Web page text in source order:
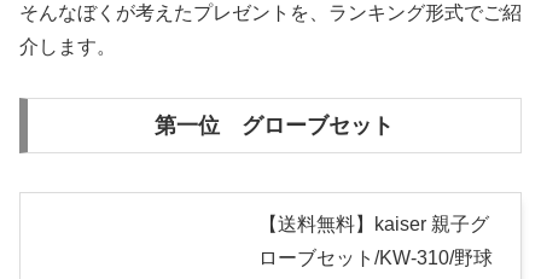
そんなぼくが考えたプレゼントを、ランキング形式でご紹
介します。
第一位 グローブセット
【送料無料】kaiser 親子グ
ローブセット/KW-310/野球